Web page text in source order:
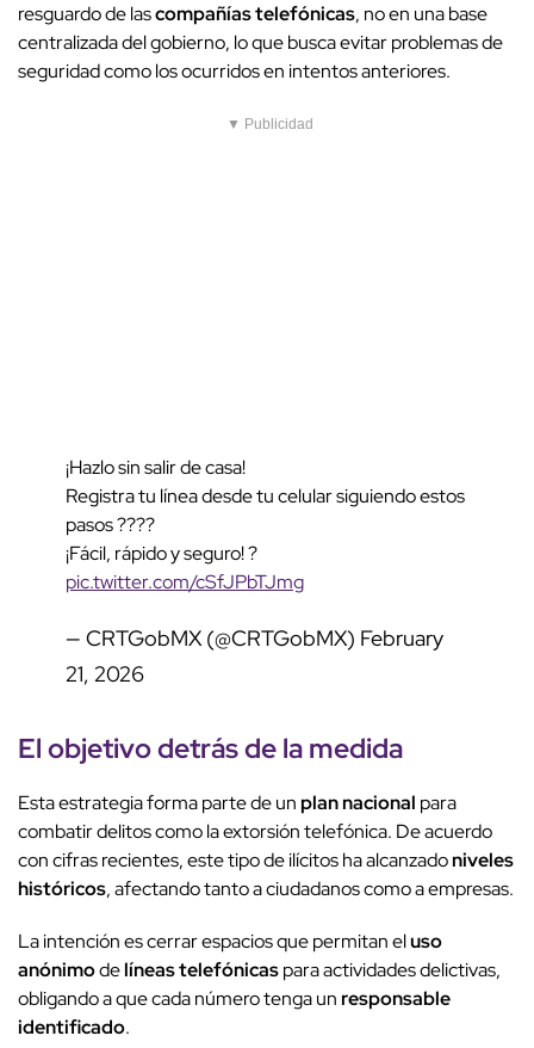
resguardo de lascompañías telefónicas, no en una base
centralizada del gobierno, lo que busca evitar problemas de
seguridad como los ocurridos en intentos anteriores.
▼ Publicidad
¡Hazlo sin salir de casa!
Registra tu línea desde tu celular siguiendo estos
pasos ????
¡Fácil, rápido y seguro! ?
pic.twitter.com/cSfJPbTJmg
— CRTGobMX (@CRTGobMX) February
21, 2026
El objetivo detrás de la medida
Esta estrategia forma parte de unplan nacional para
combatir delitos como la extorsión telefónica. De acuerdo
con cifras recientes, este tipo de ilícitos ha alcanzadoniveles
históricos, afectando tanto a ciudadanos como a empresas.
La intención es cerrar espacios que permitan eluso
anónimodelíneas telefónicaspara actividades delictivas,
obligando a que cada número tenga unresponsable
identificado.